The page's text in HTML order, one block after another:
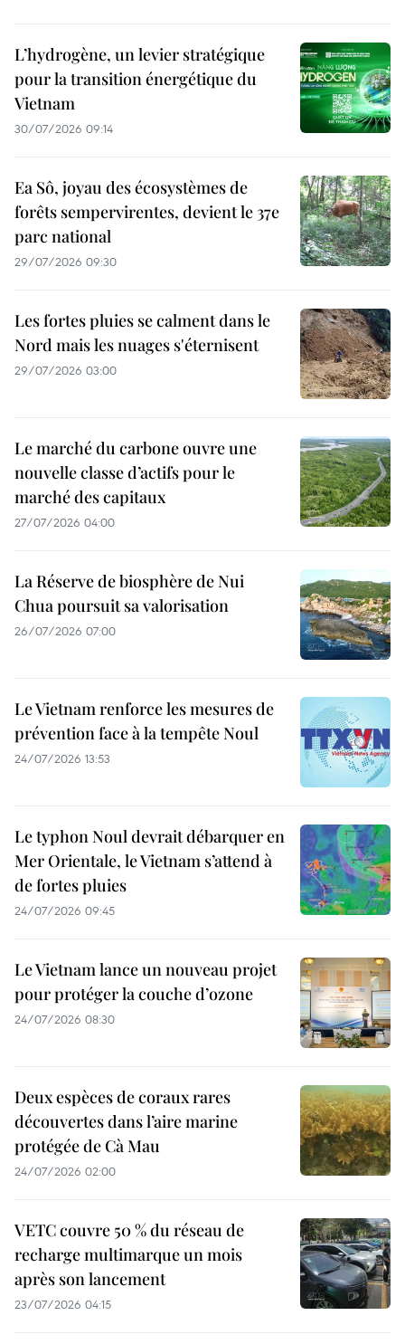
L’hydrogène, un levier stratégique
pour la transition énergétique du
Vietnam
30/07/2026 09:14
Ea Sô, joyau des écosystèmes de
forêts sempervirentes, devient le 37e
parc national
29/07/2026 09:30
Les fortes pluies se calment dans le
Nord mais les nuages s'éternisent
29/07/2026 03:00
Le marché du carbone ouvre une
nouvelle classe d’actifs pour le
marché des capitaux
27/07/2026 04:00
La Réserve de biosphère de Nui
Chua poursuit sa valorisation
26/07/2026 07:00
Le Vietnam renforce les mesures de
prévention face à la tempête Noul
24/07/2026 13:53
Le typhon Noul devrait débarquer en
Mer Orientale, le Vietnam s’attend à
de fortes pluies
24/07/2026 09:45
Le Vietnam lance un nouveau projet
pour protéger la couche d’ozone
24/07/2026 08:30
Deux espèces de coraux rares
découvertes dans l’aire marine
protégée de Cà Mau
24/07/2026 02:00
VETC couvre 50 % du réseau de
recharge multimarque un mois
après son lancement
23/07/2026 04:15